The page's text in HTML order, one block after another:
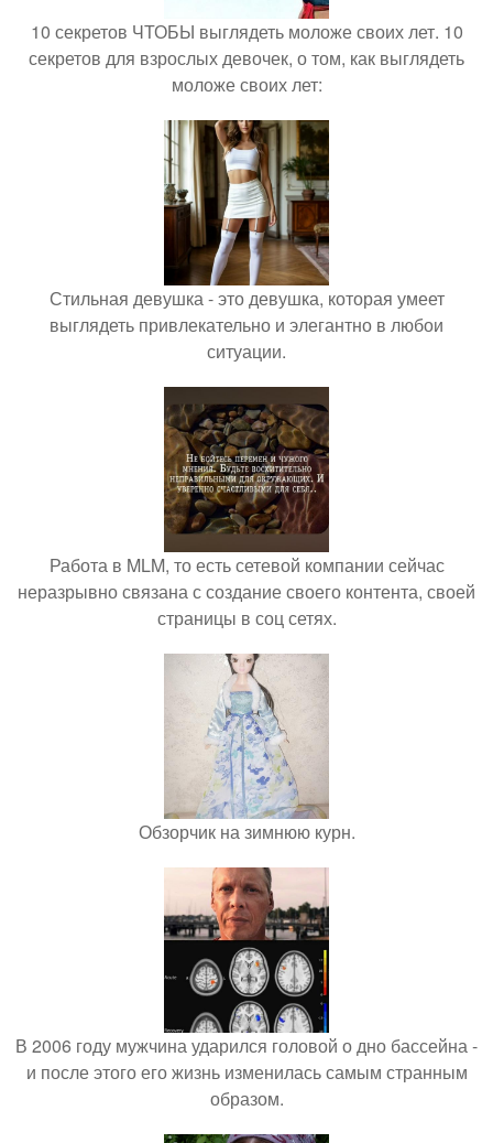
10 секретов ЧТОБЫ выглядеть моложе своих лет. 10
секретов для взрослых девочек, о том, как выглядеть
моложе своих лет:
Стильная девушка - это девушка, которая умеет
выглядеть привлекательно и элегантно в любои
ситуации.
Работа в MLM, то есть сетевой компании сейчас
неразрывно связана с создание своего контента, своей
страницы в соц сетях.
Обзорчик на зимнюю курн.
В 2006 году мужчина ударился головой о дно бассейна -
и после этого его жизнь изменилась самым странным
образом.